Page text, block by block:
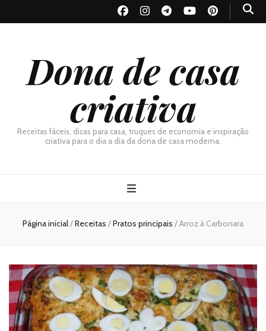
Dona de casa
criativa
Receitas fáceis, dicas para casa, truques de economia e inspiração
criativa para o dia a dia da dona de casa moderna.
Página inicial/Receitas /Pratos principais /Arroz à Carbonara